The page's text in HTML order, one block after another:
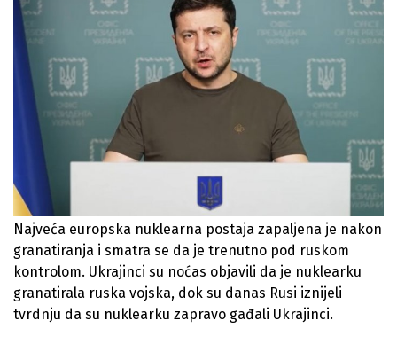
Najveća europska nuklearna postaja zapaljena je nakon
granatiranja i smatra se da je trenutno pod ruskom
kontrolom. Ukrajinci su noćas objavili da je nuklearku
granatirala ruska vojska, dok su danas Rusi iznijeli
tvrdnju da su nuklearku zapravo gađali Ukrajinci.